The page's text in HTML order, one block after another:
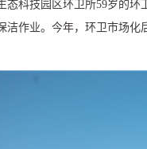
态科技园区环卫所59岁的环
作业。今年，环卫市场